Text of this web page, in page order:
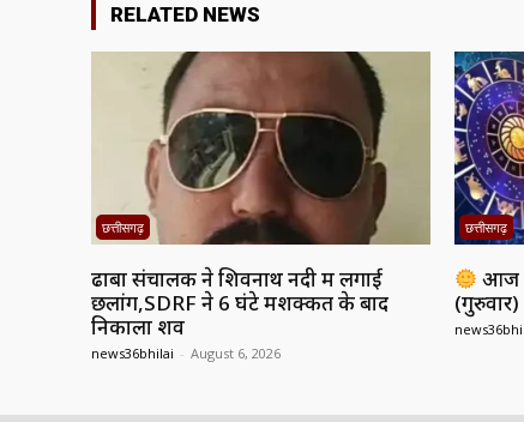
RELATED NEWS
छत्तीसगढ़
ढाबा संचालक ने शिवनाथ नदी में लगाई
छलांग,SDRF ने 6 घंटे मशक्कत के बाद
निकाला शव
news36bhilai - August 6, 2026
छत्तीसगढ़
आज
(गुरुवार)